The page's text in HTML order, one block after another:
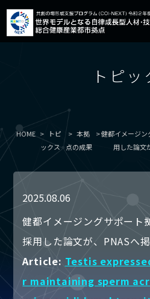
トピッ
HOME
トピ
ックス
本拠
点の成果
健都イメージン
用した論文
2025.08.06
健都イメージングサポート
採用した論文が、PNASへ
Article: Testis
r maintaining sperm